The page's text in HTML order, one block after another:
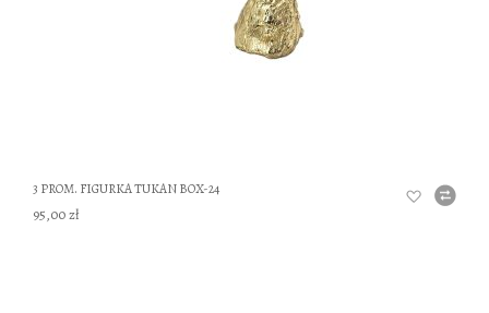
3 PROM. FIGURKA TUKAN BOX-24
95,00 zł